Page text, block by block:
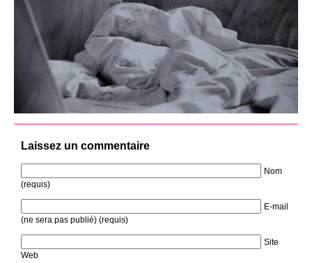
Laissez un commentaire
Nom
(requis)
E-mail
(ne sera pas publié) (requis)
Site
Web